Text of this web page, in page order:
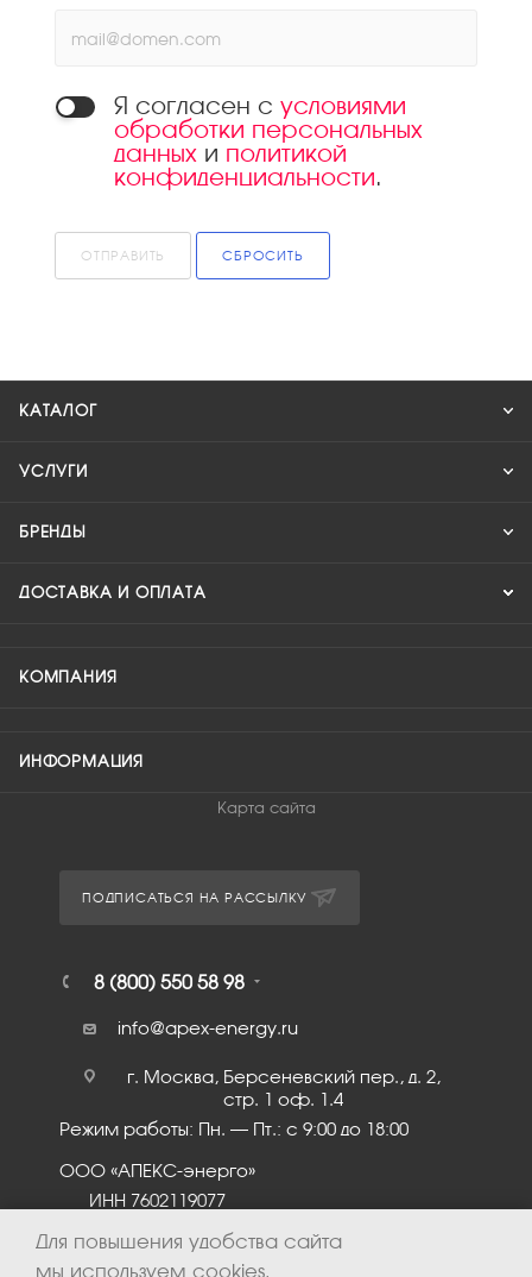
Я согласен с условиями
обработки персональных
данных и политикой
конфиденциальности.
ОТПРАВИТЬ СБРОСИТЬ
КАТАЛОГ
УСЛУГИ
БРЕНДЫ
ДОСТАВКА И ОПЛАТА
КОМПАНИЯ
ИНФОРМАЦИЯ
Карта сайта
ПОДПИСАТЬСЯ НА РАССЫЛКУ
8 (800) 550 58 98
info@apex-energy.ru
г. Москва, Берсеневский пер., д. 2,
стр. 1 оф. 1.4
Режим работы: Пн. – Пт.: с 9:00 до 18:00
ООО «АПЕКС-энерго»
ИНН 7602119077
Для повышения удобства сайта
мы используем cookies.